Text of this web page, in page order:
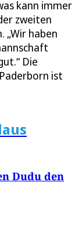
kann immer
zweiten
„Wir haben
Die
ist
Dudu den